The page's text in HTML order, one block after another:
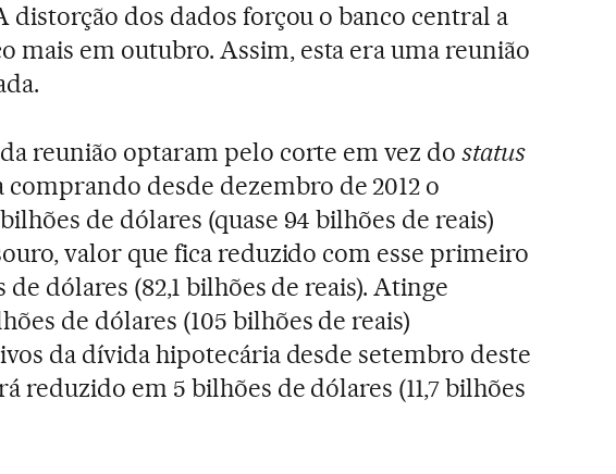
distorção dos dados forçou o banco central a
mais em outubro. Assim, esta era uma reunião
reunião optaram pelo corte em vez dostatus
comprando desde dezembro de 2012 o
de dólares (quase 94 bilhões de reais)
valor que fica reduzido com esse primeiro
de dólares (82,1 bilhões de reais). Atinge
de dólares (105 bilhões de reais)
da dívida hipotecária desde setembro deste
reduzido em 5 bilhões de dólares (11,7 bilhões